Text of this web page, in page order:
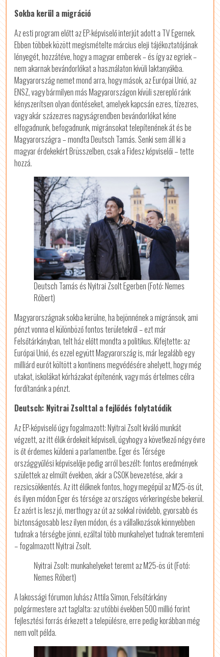
Sokba kerül a migráció
Az esti program előtt az EP-képviselő interjút adott a TV Egernek.
Ebben többek között megismételte március eleji tájékoztatójának
lényegét, hozzátéve, hogy a magyar emberek – és így az egriek –
nem akarnak bevándorlókat a használaton kívüli laktanyákba.
Magyarország nemet mond arra, hogy mások, az Európai Unió, az
ENSZ, vagy bármilyen más Magyarországon kívüli szereplő ránk
kényszerítsen olyan döntéseket, amelyek kapcsán ezres, tízezres,
vagy akár százezres nagyságrendben bevándorlókat kéne
elfogadnunk, befogadnunk, migránsokat telepítenének át és be
Magyarországra – mondta Deutsch Tamás. Senki sem áll ki a
magyar érdekekért Brüsszelben, csak a Fidesz képviselői – tette
hozzá.
Deutsch Tamás és Nyitrai Zsolt Egerben (Fotó: Nemes
Róbert)
Magyarországnak sokba kerülne, ha bejönnének a migránsok, ami
pénzt vonna el különböző fontos területekről – ezt már
Felsőtárkányban, telt ház előtt mondta a politikus. Kifejtette: az
Európai Unió, és ezzel együtt Magyarország is, már legalább egy
milliárd eurót költött a kontinens megvédésére ahelyett, hogy még
utakat, iskolákat kórházakat építenénk, vagy más értelmes célra
fordítanánk a pénzt.
Deutsch: Nyitrai Zsolttal a fejlődés folytatódik
Az EP-képviselő úgy fogalmazott: Nyitrai Zsolt kiváló munkát
végzett, az itt élők érdekeit képviseli, úgyhogy a következő négy évre
is őt érdemes küldeni a parlamentbe. Eger és Térsége
országgyűlési képviselője pedig arról beszélt: fontos eredmények
születtek az elmúlt években, akár a CSOK bevezetése, akár a
rezsicsökkentés. Az itt élőknek fontos, hogy megépül az M25-ös út,
és ilyen módon Eger és térsége az országos vérkeringésbe bekerül.
Ez azért is lesz jó, merthogy az út az sokkal rövidebb, gyorsabb és
biztonságosabb lesz ilyen módon, és a vállalkozások könnyebben
tudnak a térségbe jönni, ezáltal több munkahelyet tudnak teremteni
– fogalmazott Nyitrai Zsolt.
Nyitrai Zsolt: munkahelyeket teremt az M25-ös út (Fotó:
Nemes Róbert)
A lakossági fórumon Juhász Attila Simon, Felsőtárkány
polgármestere azt taglalta: az utóbbi években 500 millió forint
fejlesztési forrás érkezett a településre, erre pedig korábban még
nem volt példa.